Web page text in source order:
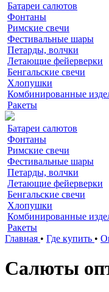
Батареи салютов
Фонтаны
Римские свечи
Фестивальные шары
Петарды, волчки
Летающие фейерверки
Бенгальские свечи
Хлопушки
Комбинированные
Ракеты
Батареи салютов
Фонтаны
Римские свечи
Фестивальные шары
Петарды, волчки
Летающие фейерверки
Бенгальские свечи
Хлопушки
Комбинированные
Ракеты
Главная • Где купить •
Салюты